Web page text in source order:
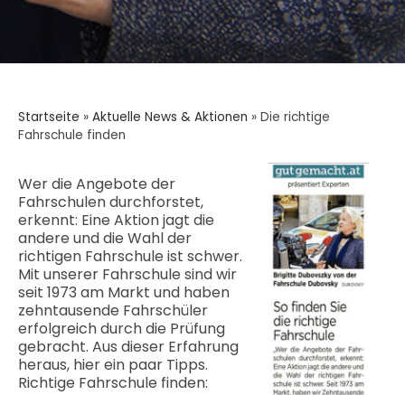
Startseite » Aktuelle News & Aktionen » Die richtige
Fahrschule finden
Wer die Angebote der
Fahrschulen durchforstet,
erkennt: Eine Aktion jagt die
andere und die Wahl der
richtigen Fahrschule ist schwer.
Mit unserer Fahrschule sind wir
seit 1973 am Markt und haben
zehntausende Fahrschüler
erfolgreich durch die Prüfung
gebracht. Aus dieser Erfahrung
heraus, hier ein paar Tipps.
Richtige Fahrschule finden: